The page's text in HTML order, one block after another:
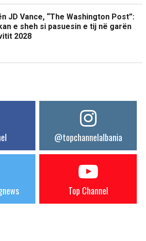
JD Vance, “The Washington Post”:
e sheh si pasuesin e tij në garën
2028
@topchannelalbania
Top Channel